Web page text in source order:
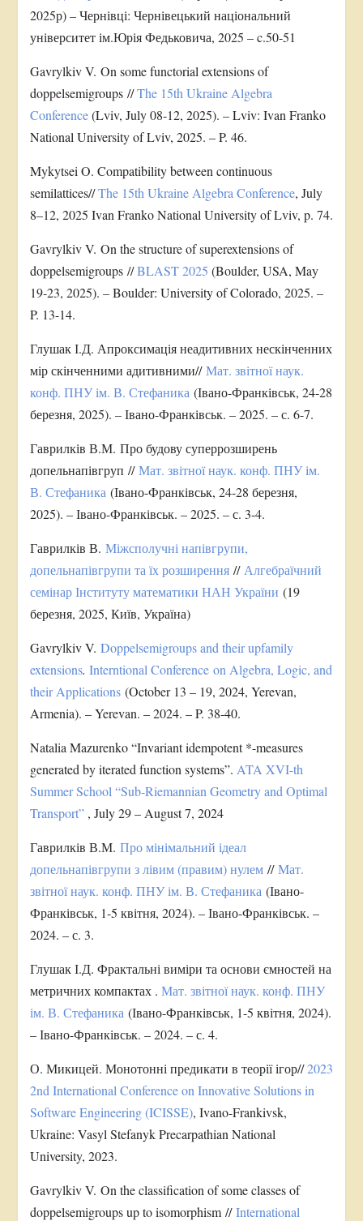
2025р) – Чернівці: Чернівецький національний
університет ім.Юрія Федьковича, 2025 – c.50-51
Gavrylkiv V. On some functorial extensions of
doppelsemigroups //The 15th Ukraine Algebra
Conference(Lviv, July 08-12, 2025). – Lviv: Ivan Franko
National University of Lviv, 2025. – P. 46.
Mykytsei O. Compatibility between continuous
semilattices//The 15th Ukraine Algebra Conference, July
8–12, 2025 Ivan Franko National University of Lviv, p. 74.
Gavrylkiv V. On the structure of superextensions of
doppelsemigroups //BLAST 2025 (Boulder, USA, May
19-23, 2025). – Boulder: University of Colorado, 2025. –
P. 13-14.
Глушак І.Д. Апроксимація неадитивних нескінченних
мір скінченними адитивними//Мат. звітної наук.
конф. ПНУ ім. В. Стефаника (Івано-Франківськ, 24-28
березня, 2025). – Івано-Франківськ. – 2025. – с. 6-7.
Гаврилків В.М. Про будову суперрозширень
допельнапівгруп //Мат. звітної наук. конф. ПНУ ім.
В. Стефаника (Івано-Франківськ, 24-28 березня,
2025). – Івано-Франківськ. – 2025. – с. 3-4.
Гаврилків В. Міжсполучні напівгрупи,
допельнапівгрупи та їх розширення// Алгебраїчний
семінар Інституту математики НАН України (19
березня, 2025, Київ, Україна)
Gavrylkiv V. Doppelsemigroups and their upfamily
extensions. Interntional Conference on Algebra, Logic, and
their Applications (October 13 – 19, 2024, Yerevan,
Armenia). – Yerevan. – 2024. – P. 38-40.
Natalia Mazurenko “Invariant idempotent *-measures
generated by iterated function systems”. ATA XVI-th
Summer School “Sub-Riemannian Geometry and Optimal
Transport”, July 29 – August 7, 2024
Гаврилків В.М. Про мінімальний ідеал
допельнапівгрупи з лівим (правим) нулем//Мат.
звітної наук. конф. ПНУ ім. В. Стефаника (Івано-
Франківськ, 1-5 квітня, 2024). – Івано-Франківськ. –
2024. – с. 3.
Глушак І.Д. Фрактальні виміри та основи ємностей на
метричних компактах . Мат. звітної наук. конф. ПНУ
ім. В. Стефаника (Івано-Франківськ, 1-5 квітня, 2024).
– Івано-Франківськ. – 2024. – с. 4.
О. Микицей. Монотонні предикати в теорії ігор//2023
2nd International Conference on Innovative Solutions in
Software Engineering (ICISSE), Ivano-Frankivsk,
Ukraine: Vasyl Stefanyk Precarpathian National
University, 2023.
Gavrylkiv V. On the classification of some classes of
doppelsemigroups up to isomorphism //International